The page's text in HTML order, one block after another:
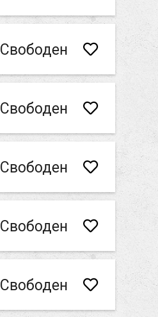
Свободен
Свободен
Свободен
Свободен
Свободен